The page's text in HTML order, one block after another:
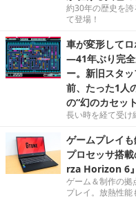
約30年の歴史を
て登場！
車が変形して
―41年ぶり完全
ー。新旧スタ
前、たった1人
の“幻のカセッ
長い時を経て受け
ゲームプレイ
プロセッサ搭
rza Horizon 6
ゲーム＆制作の拠
プレイ。放熱性能